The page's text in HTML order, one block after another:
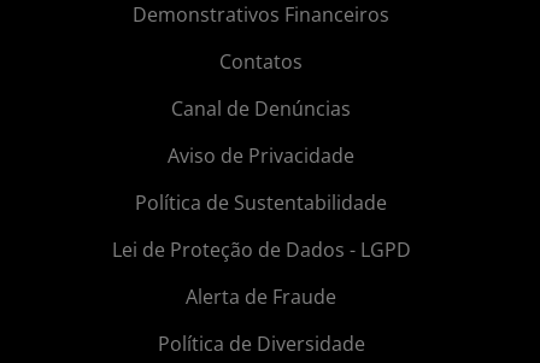
Demonstrativos Financeiros
Contatos
Canal de Denúncias
Aviso de Privacidade
Política de Sustentabilidade
Lei de Proteção de Dados - LGPD
Alerta de Fraude
Política de Diversidade